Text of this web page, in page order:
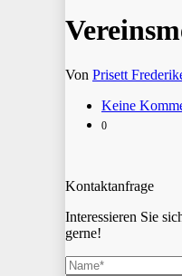
Von Prisett
Keine
0
Kontaktanfrage
Interessieren Sie
gerne!